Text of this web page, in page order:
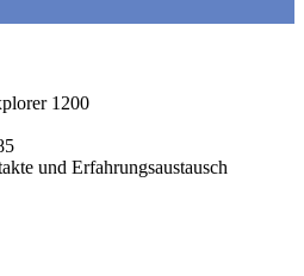
1200
und Erfahrungsaustausch